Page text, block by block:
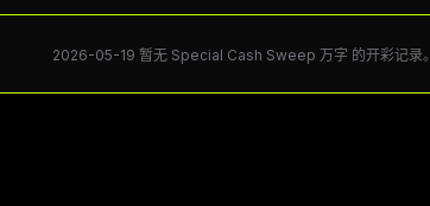
2026-05-19 暂无 Special Cash Sweep 万字 的开彩记录。